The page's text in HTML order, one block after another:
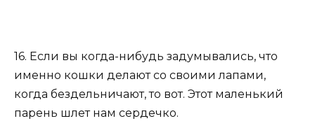
16. Если вы когда-нибудь задумывались, что
именно кошки делают со своими лапами,
когда бездельничают, то вот. Этот маленький
парень шлет нам сердечко.